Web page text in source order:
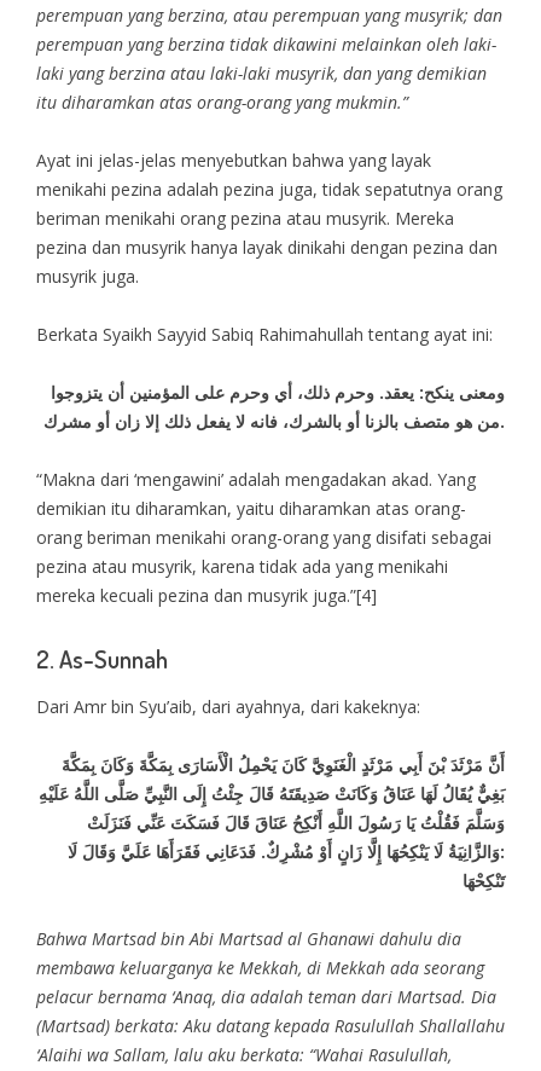
perempuan yang berzina, atau perempuan yang musyrik; dan
perempuan yang berzina tidak dikawini melainkan oleh laki-
laki yang berzina atau laki-laki musyrik, dan yang demikian
itu diharamkan atas orang-orang yang mukmin.”
Ayat ini jelas-jelas menyebutkan bahwa yang layak
menikahi pezina adalah pezina juga, tidak sepatutnya orang
beriman menikahi orang pezina atau musyrik. Mereka
pezina dan musyrik hanya layak dinikahi dengan pezina dan
musyrik juga.
Berkata Syaikh Sayyid Sabiq Rahimahullah tentang ayat ini:
ومعنى ينكح: يعقد. وحرم ذلك، أي وحرم على المؤمنين أن يتزوجوا
من هو متصف بالزنا أو بالشرك، فانه لا يفعل ذلك إلا زان أو مشرك.
“Makna dari ‘mengawini’ adalah mengadakan akad. Yang
demikian itu diharamkan, yaitu diharamkan atas orang-
orang beriman menikahi orang-orang yang disifati sebagai
pezina atau musyrik, karena tidak ada yang menikahi
mereka kecuali pezina dan musyrik juga.”[4]
2. As-Sunnah
Dari Amr bin Syu’aib, dari ayahnya, dari kakeknya:
أَنَّ مَرْثَدَ بْنَ أَبِي مَرْثَدٍ الْغَنَوِيَّ كَانَ يَحْمِلُ الْأَسَارَى بِمَكَّةَ وَكَانَ بِمَكَّةَ
بَغِيٌّ يُقَالُ لَهَا عَنَاقُ وَكَانَتْ صَدِيقَتَهُ قَالَ جِئْتُ إِلَى النَّبِيِّ صَلَّى اللَّهُ عَلَيْهِ
وَسَلَّمَ فَقُلْتُ يَا رَسُولَ اللَّهِ أَنْكِحُ عَنَاقَ قَالَ فَسَكَتَ عَنِّي فَنَزَلَتْ
:وَالزَّانِيَةُ لَا يَنْكِحُهَا إِلَّا زَانٍ أَوْ مُشْرِكٌ. فَدَعَانِي فَقَرَأَهَا عَلَيَّ وَقَالَ لَا
تَنْكِحْهَا
Bahwa Martsad bin Abi Martsad al Ghanawi dahulu dia
membawa keluarganya ke Mekkah, di Mekkah ada seorang
pelacur bernama ‘Anaq, dia adalah teman dari Martsad. Dia
(Martsad) berkata: Aku datang kepada Rasulullah Shallallahu
‘Alaihi wa Sallam, lalu aku berkata: “Wahai Rasulullah,